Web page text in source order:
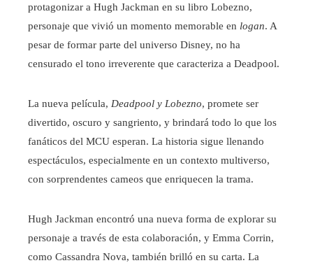
protagonizar a Hugh Jackman en su libro Lobezno,
personaje que vivió un momento memorable en logan. A
pesar de formar parte del universo Disney, no ha
censurado el tono irreverente que caracteriza a Deadpool.
La nueva película, Deadpool y Lobezno, promete ser
divertido, oscuro y sangriento, y brindará todo lo que los
fanáticos del MCU esperan. La historia sigue llenando
espectáculos, especialmente en un contexto multiverso,
con sorprendentes cameos que enriquecen la trama.
Hugh Jackman encontró una nueva forma de explorar su
personaje a través de esta colaboración, y Emma Corrin,
como Cassandra Nova, también brilló en su carta. La